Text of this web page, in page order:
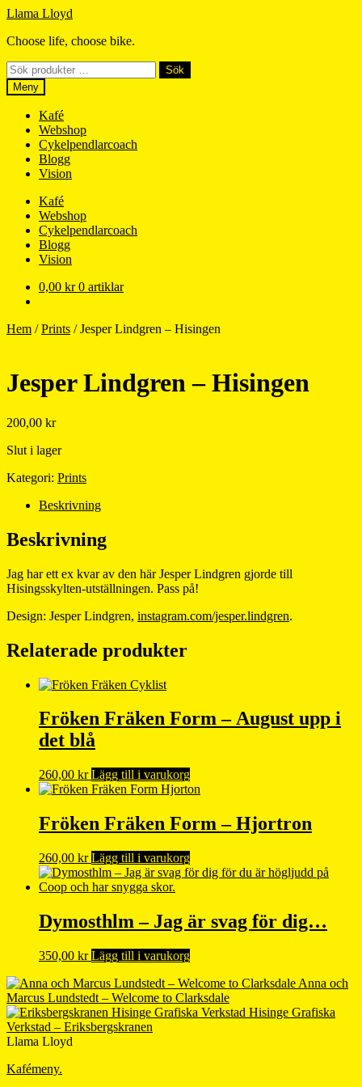
Hoppa
navigering
Hoppa
innehåll
Llama Lloyd
Choose life, choose bike.
Sök
efter:
Sök
Meny
Kafé
Webshop
Cykelpendlarcoach
Blogg
Vision
Kafé
Webshop
Cykelpendlarcoach
Blogg
Vision
0,00 kr 0 artiklar
Hem /Prints /Jesper Lindgren – Hisingen
Jesper Lindgren – Hisingen
200,00 kr
Slut i lager
Kategori: Prints
Beskrivning
Beskrivning
Jag har ett ex kvar av den här Jesper Lindgren gjorde till
Hisingsskylten-utställningen. Pass på!
Design: Jesper Lindgren, instagram.com/jesper.lindgren.
Relaterade produkter
Fröken Fräken Form – August upp i
det blå
260,00 kr Lägg till i varukorg
Fröken Fräken Form – Hjortron
260,00 kr Lägg till i varukorg
Dymosthlm – Jag är svag för dig…
350,00 kr Lägg till i varukorg
Anna och
Marcus Lundstedt – Welcome to Clarksdale
Hisinge Grafiska
Verkstad – Eriksbergskranen
Llama Lloyd
Kafémeny.